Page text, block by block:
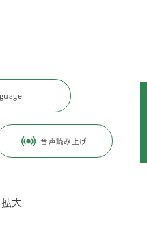
音声読み上げ
拡大
> 文化・芸術
センター等）向け紙芝居等の読